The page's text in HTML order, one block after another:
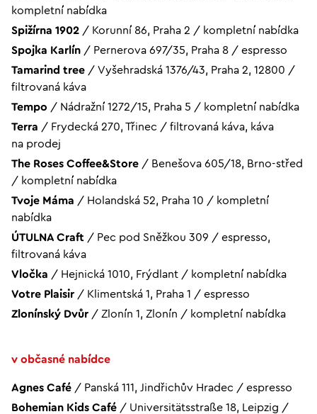
kompletní nabídka
Spižírna 1902 / Korunní 86, Praha 2 / kompletní nabídka
Spojka Karlín / Pernerova 697/35, Praha 8 / espresso
Tamarind tree / Vyšehradská 1376/43, Praha 2, 12800 /
filtrovaná káva
Tempo / Nádražní 1272/15, Praha 5 / kompletní nabídka
Terra / Frydecká 270, Třinec / filtrovaná káva, káva
na prodej
The Roses Coffee&Store / Benešova 605/18, Brno-střed
/ kompletní nabídka
Tvoje Máma / Holandská 52, Praha 10 / kompletní
nabídka
ÚTULNA Craft / Pec pod Sněžkou 309 / espresso,
filtrovaná káva
Vločka / Hejnická 1010, Frýdlant / kompletní nabídka
Votre Plaisir / Klimentská 1, Praha 1 / espresso
Zlonínský Dvůr / Zlonín 1, Zlonín / kompletní nabídka
v občasné nabídce
Agnes Café / Panská 111, Jindřichův Hradec / espresso
Bohemian Kids Café / Universitätsstraße 18, Leipzig /